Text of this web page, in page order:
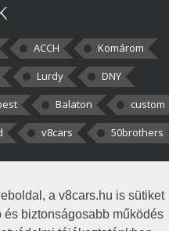
a v8cars.hu is sütiket
és biztonságosabb működés
ACCH
Komárom
Lurdy
DNY
Balaton
custom
v8cars 50brothers
kortisz:Elszúrtam! Én csak két
Nem tudtam, hogy fél